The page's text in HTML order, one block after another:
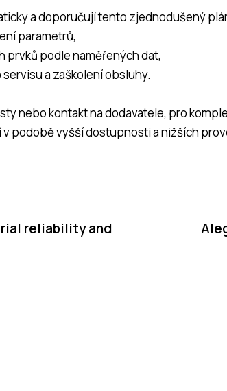
a doporučují tento zjednodušený
parametrů,
prvků podle naměřených dat,
a zaškolení obsluhy.
nebo kontakt na dodavatele, pro
v podobě vyšší dostupnosti a nižších
reliability and